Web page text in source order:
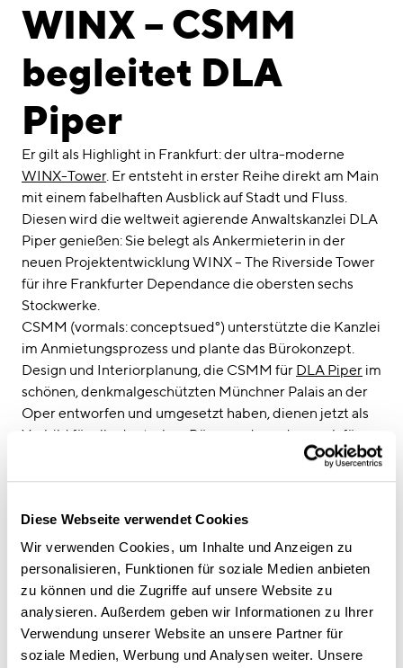
Diese Webseite verwendet Cookies
Wir verwenden Cookies, um Inhalte und Anzeigen zu
personalisieren, Funktionen für soziale Medien anbieten
zu können und die Zugriffe auf unsere Website zu
analysieren. Außerdem geben wir Informationen zu Ihrer
Verwendung unserer Website an unsere Partner für
soziale Medien, Werbung und Analysen weiter. Unsere
linkedin instagram
English
Impressum
Datenschutz
WINX – CSMM
begleitet DLA
Piper
Er gilt als Highlight in Frankfurt: der ultra-moderne
WINX-Tower. Er entsteht in erster Reihe direkt am Main
mit einem fabelhaften Ausblick auf Stadt und Fluss.
Diesen wird die weltweit agierende Anwaltskanzlei DLA
Piper genießen: Sie belegt als Ankermieterin in der
neuen Projektentwicklung WINX – The Riverside Tower
für ihre Frankfurter Dependance die obersten sechs
Stockwerke.
CSMM (vormals: conceptsued°) unterstützte die Kanzlei
im Anmietungsprozess und plante das Bürokonzept.
Design und Interiorplanung, die CSMM für DLA Piper im
schönen, denkmalgeschützten Münchner Palais an der
Oper entworfen und umgesetzt haben, dienen jetzt als
Vorbild für alle deutschen Büros und werden auch für
das Frankfurter Büro Gestaltungsgrundlage sein.
Jetzt freuen sich die Kollegen auf die Realisierung des
am Main.